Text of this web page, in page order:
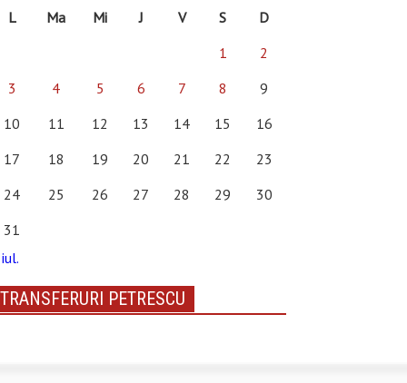
L
Ma Mi J V S
D
1
2
3
4 5 6 7 8
9
10
11 12 13 14 15
16
17
18 19 20 21 22
23
24
25 26 27 28 29
30
31
TRANSFERURI PETRESCU